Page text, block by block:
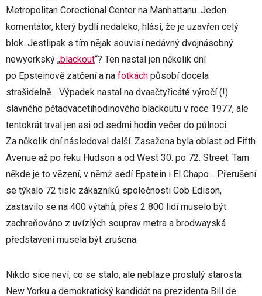
Metropolitan Corectional Center na Manhattanu. Jeden
komentátor, který bydlí nedaleko, hlásí, že je uzavřen celý
blok. Jestlipak s tím nějak souvisí nedávný dvojnásobný
newyorkský „blackout“? Ten nastal jen několik dní
po Epsteinově zatčení a na fotkách působí docela
strašidelně… Výpadek nastal na dvaačtyřicáté výročí (!)
slavného pětadvacetihodinového blackoutu v roce 1977, ale
tentokrát trval jen asi od sedmi hodin večer do půlnoci.
Za několik dní následoval další. Zasažena byla oblast od Fifth
Avenue až po řeku Hudson a od West 30. po 72. Street. Tam
někde je to vězení, v němž sedí Epstein i El Chapo… Přerušení
se týkalo 72 tisíc zákazníků společnosti Cob Edison,
zastavilo se na 400 výtahů, přes 2 800 lidí muselo být
zachraňováno z uvízlých souprav metra a brodwayská
představení musela být zrušena.
Nikdo sice neví, co se stalo, ale neblaze proslulý starosta
New Yorku a demokratický kandidát na prezidenta Bill de